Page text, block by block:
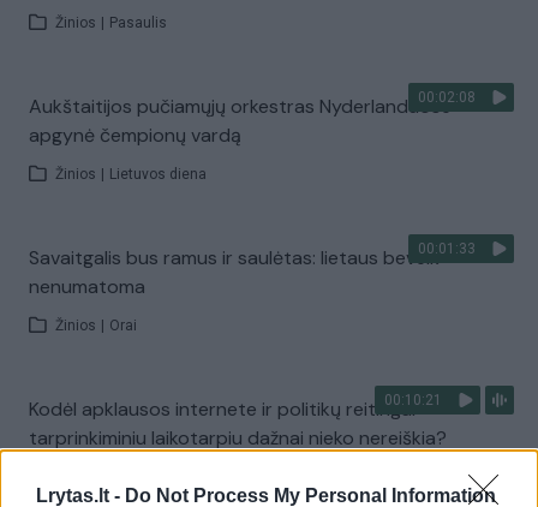
Lrytas.lt - Do Not Process My Personal Information
Žinios Pasaulis
00:02:08
Aukštaitijos pučiamųjų orkestras Nyderlanduose
apgynė čempionų vardą
Žinios Lietuvos diena
00:01:33
Savaitgalis bus ramus ir saulėtas: lietaus beveik
nenumatoma
Žinios Orai
00:10:21
Kodėl apklausos internete ir politikų reitingai
tarprinkiminiu laikotarpiu dažnai nieko nereiškia?